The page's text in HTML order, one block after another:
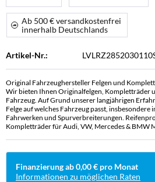
Ab 500 € versandkostenfrei
innerhalb Deutschlands
Artikel-Nr.:
Original Fahrzeughersteller Felgen und
Wir bieten Ihnen Originalfelgen, Kompletträder
Fahrzeug. Auf Grund unserer langjährigen
Felge auf welches Fahrzeug passt,
Fahrwerken und Spurverbreiterungen.
Kompletträder für Audi, VW, Mercedes & BMW
Finanzierung ab 0,00 € pro Monat
Informationen zu möglichen Raten